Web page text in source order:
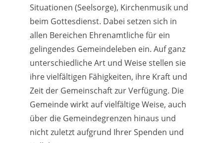
Situationen (Seelsorge), Kirchenmusik und
beim Gottesdienst. Dabei setzen sich in
allen Bereichen Ehrenamtliche für ein
gelingendes Gemeindeleben ein. Auf ganz
unterschiedliche Art und Weise stellen sie
ihre vielfältigen Fähigkeiten, ihre Kraft und
Zeit der Gemeinschaft zur Verfügung. Die
Gemeinde wirkt auf vielfältige Weise, auch
über die Gemeindegrenzen hinaus und
nicht zuletzt aufgrund Ihrer Spenden und